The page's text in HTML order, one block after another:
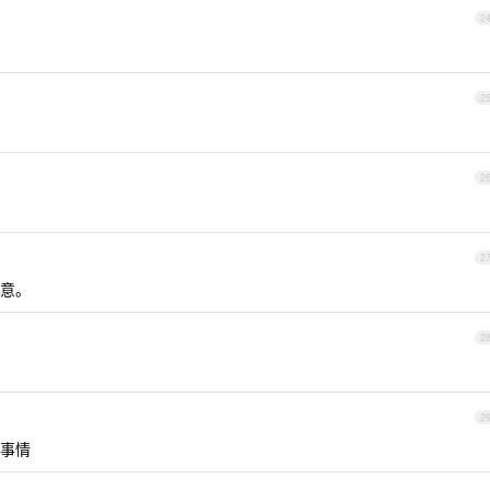
24
25
26
27
。
28
29
情